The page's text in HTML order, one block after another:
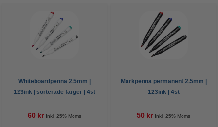
Whiteboardpenna 2.5mm |
123ink | sorterade färger | 4st
60 kr Inkl. 25% Moms
Märkpenna permanent 2.5mm |
123ink | 4st
50 kr Inkl. 25% Moms